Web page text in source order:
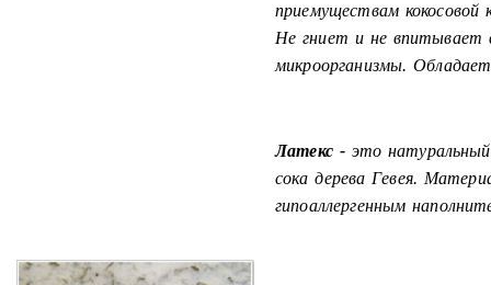
приемуществам
Не гниет и не впитывает
микроорганизмы.
Латекс -это натуральный
сока дерева Гевея.
гипоаллергенным